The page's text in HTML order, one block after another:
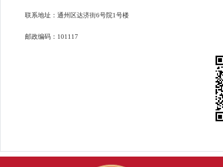
联系地址：通州区达济街6号院1号楼
邮政编码：101117